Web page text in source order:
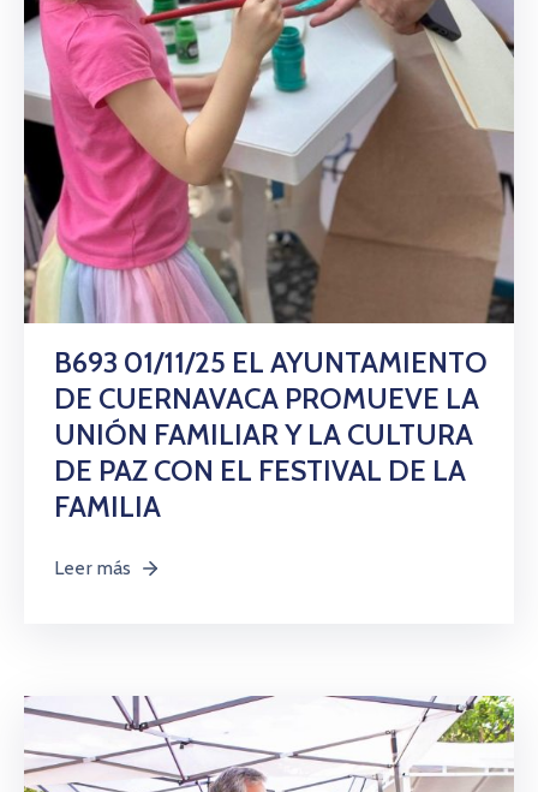
B693 01/11/25 EL AYUNTAMIENTO
DE CUERNAVACA PROMUEVE LA
UNIÓN FAMILIAR Y LA CULTURA
DE PAZ CON EL FESTIVAL DE LA
FAMILIA
Leer más